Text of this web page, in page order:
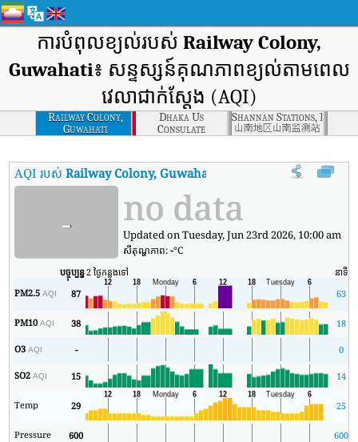
ការបំពុលខ្យល់របស់ Railway Colony,
Guwahati៖ សន្ទស្សន៍គុណភាពខ្យល់តាមពេល
វេលាជាក់ស្តែង (AQI)
Railway Colony,
Guwahati
Dhaka Us
Consulate
Shannan Stations, Lhoka
山南地区山南监测站
AQI របស់Railway Colony, Guwahati សន្ទស្សន៍គុណភាពខ្យល់តាមពេលវេ
- no data
Updated on Tuesday, Jun 23rd 2026, 10:00 am
សីតុណ្ហភាព:-°C
បច្ចុប្បន្ន2 ថ្ងៃកន្លងទៅ នាទី
PM2.5AQI 87 63
PM10AQI 38 18
O3AQI - 0
SO2AQI 15 14
Temp 29 25
Pressure 600 600